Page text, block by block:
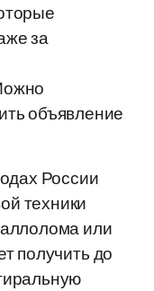
за
объявление
России
техники
или
получить до